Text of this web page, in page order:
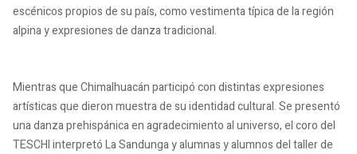
escénicos propios de su país, como vestimenta típica de la región
alpina y expresiones de danza tradicional.
Mientras que Chimalhuacán participó con distintas expresiones
artísticas que dieron muestra de su identidad cultural. Se presentó
una danza prehispánica en agradecimiento al universo, el coro del
TESCHI interpretó La Sandunga y alumnas y alumnos del taller de